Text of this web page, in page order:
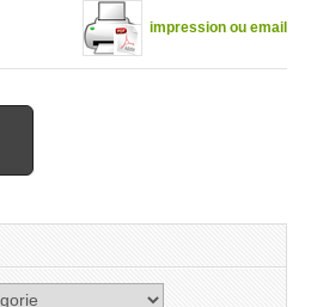
impression ou email